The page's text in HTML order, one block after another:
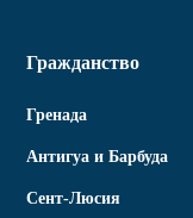
Гражданство
Гренада
Антигуа и Барбуда
Сент-Люсия